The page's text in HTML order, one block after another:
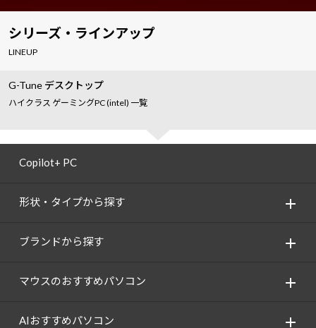
シリーズ・ラインアップ
LINEUP
G-Tune デスクトップ
ハイクラス ゲーミングPC (intel) 一覧
Copilot+ PC
形状・タイプから探す
ブランドから探す
マウスのおすすめパソコン
AIおすすめパソコン